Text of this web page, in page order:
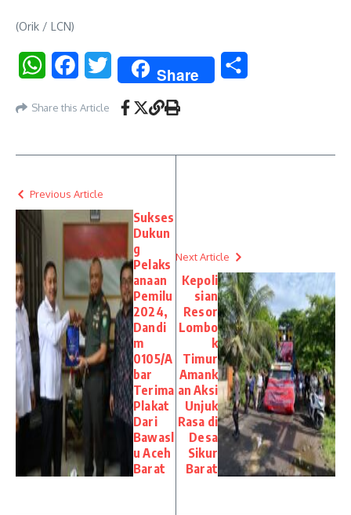
(Orik / LCN)
WhatsAppFacebookTwitter Share
Share this Article
Previous Article
Sukses
Dukun
g
Pelaks
anaan
Pemilu
2024,
Dandi
m
0105/A
bar
Terima
Plakat
Dari
Bawasl
u Aceh
Barat
Next Article
Kepoli
sian
Resor
Lombo
k
Timur
Amank
an Aksi
Unjuk
Rasa di
Desa
Sikur
Barat